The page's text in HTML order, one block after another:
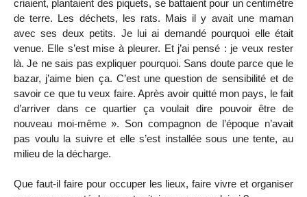
criaient, plantaient des piquets, se battaient pour un centimètre
de terre. Les déchets, les rats. Mais il y avait une maman
avec ses deux petits. Je lui ai demandé pourquoi elle était
venue. Elle s’est mise à pleurer. Et j’ai pensé : je veux rester
là. Je ne sais pas expliquer pourquoi. Sans doute parce que le
bazar, j’aime bien ça. C’est une question de sensibilité et de
savoir ce que tu veux faire. Après avoir quitté mon pays, le fait
d’arriver dans ce quartier ça voulait dire pouvoir être de
nouveau moi-même ». Son compagnon de l’époque n’avait
pas voulu la suivre et elle s’est installée sous une tente, au
milieu de la décharge.
Que faut-il faire pour occuper les lieux, faire vivre et organiser